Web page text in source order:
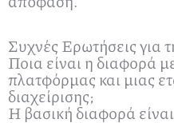
Συχνές Ερωτήσεις για
Ποια είναι η διαφορά
πλατφόρμας και μιας
διαχείρισης;
Η βασική διαφορά